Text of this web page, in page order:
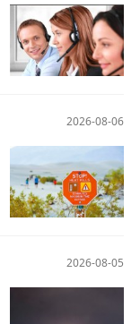
2026-08-06
2026-08-05